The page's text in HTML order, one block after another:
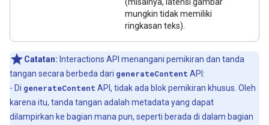
mungkin tidak memiliki
ringkasan teks).
Catatan: Interactions API menangani pemikiran dan tanda
tangan secara berbeda dari generateContent API:
- Di generateContent API, tidak ada blok pemikiran khusus. Oleh
karena itu, tanda tangan adalah metadata yang dapat
dilampirkan ke bagian mana pun, seperti berada di dalam bagian